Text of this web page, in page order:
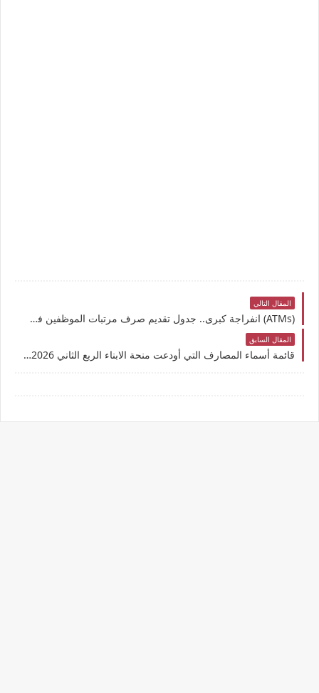
المقال التالي
(ATMs) انفراجة كبرى.. جدول تقديم صرف مرتبات الموظفين في ليبيا قبل العيد الكبير 2026
المقال السابق
قائمة أسماء المصارف التي أودعت منحة الابناء الربع الثاني 2026 وطريقة الاستعلام عن أسماء المستحقين لعلاوة الزوجة والاولاد